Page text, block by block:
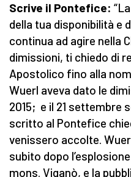
Scrive il Pontefice:
della tua disponibilità e
continua ad agire nella
dimissioni, ti chiedo di
Apostolico fino alla
Wuerl aveva dato le
2015; e il 21 settembre
scritto al Pontefice
venissero accolte.
subito dopo
mons. Viganò, e la